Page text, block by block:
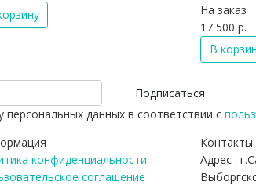
На заказ
17 500 р.
В
Подписаться
данных в соответствии с
конфиденциальности
соглашение
Контакты
Адрес :